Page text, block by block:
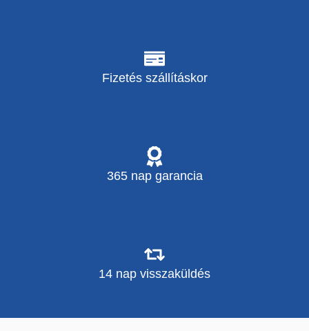
Fizetés szállításkor
365 nap garancia
14 nap visszaküldés